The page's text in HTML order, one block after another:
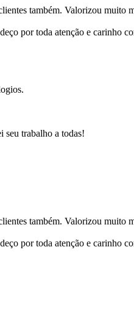
também. Valorizou muito
por toda atenção e carinho
seu trabalho a todas!
também. Valorizou muito
por toda atenção e carinho